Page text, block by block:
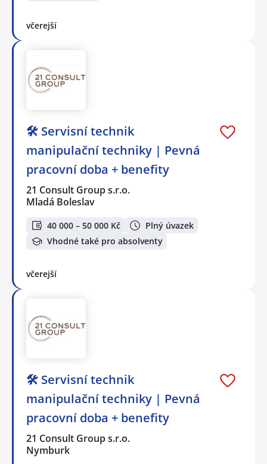
včerejší
🛠️ Servisní technik
manipulační techniky | Pevná
pracovní doba + benefity
21 Consult Group s.r.o.
Mladá Boleslav
40 000 – 50 000 Kč
Plný úvazek
Vhodné také pro absolventy
včerejší
🛠️ Servisní technik
manipulační techniky | Pevná
pracovní doba + benefity
21 Consult Group s.r.o.
Nymburk